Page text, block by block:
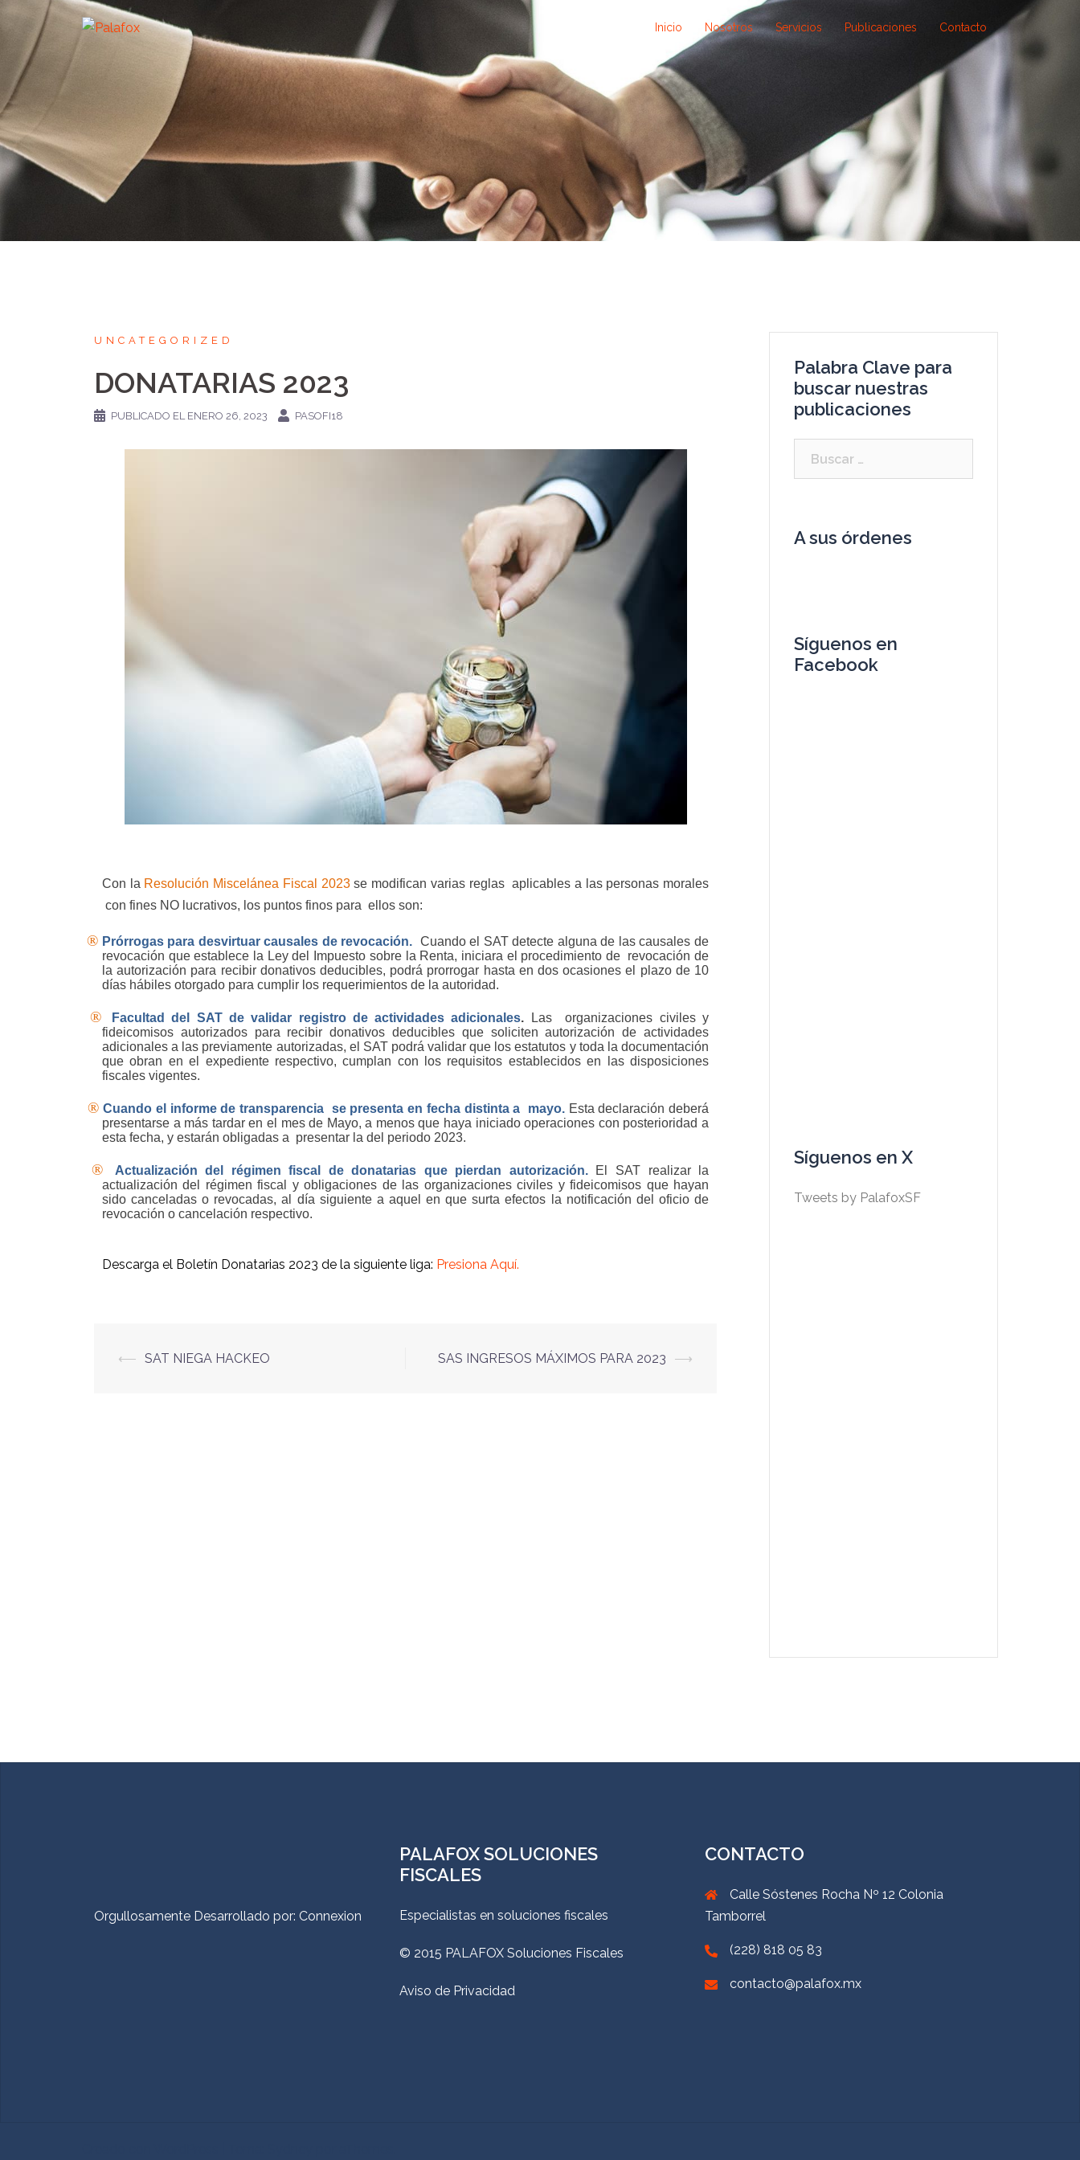
Inicio Nosotros Servicios Publicaciones Contacto
UNCATEGORIZED
DONATARIAS 2023
PUBLICADO EL ENERO 26, 2023 PASOFI18
Con la Resolución Miscelánea Fiscal 2023se modifican varias reglas aplicables a las personas morales
con fines NO lucrativos, los puntos finos para ellos son:
® Prórrogas para desvirtuar causales de revocación. Cuando el SAT detecte alguna de las causales de
revocación que establece la Ley del Impuesto sobre la Renta, iniciara el procedimiento de revocación de
la autorización para recibir donativos deducibles, podrá prorrogar hasta en dos ocasiones el plazo de 10
días hábiles otorgado para cumplir los requerimientos de la autoridad.
® Facultad del SAT de validar registro de actividades adicionales. Las
organizaciones civiles y
fideicomisos autorizados para recibir donativos deducibles que soliciten autorización de actividades
adicionales a las previamente autorizadas, el SAT podrá validar que los estatutos y toda la documentación
que obran en el expediente respectivo, cumplan con los requisitos establecidos en las disposiciones
fiscales vigentes.
® Cuando el informe de transparencia se presenta en fecha distinta a mayo. Esta declaración deberá
presentarse a más tardar en el mes de Mayo, a menos que haya iniciado operaciones con posterioridad a
esta fecha, y estarán obligadas a presentar la del periodo 2023.
® Actualización del régimen fiscal de donatarias que pierdan autorización. E l SAT realizar la
actualización del régimen fiscal y obligaciones de las organizaciones civiles y fideicomisos que hayan
sido canceladas o revocadas, al día siguiente a aquel en que surta efectos la notificación del oficio de
revocación o cancelación respectivo.
Descarga el Boletín Donatarias 2023 de la siguiente liga: Presiona Aquí.
⟵ SAT NIEGA HACKEO SAS INGRESOS MÁXIMOS PARA 2023 ⟶
Palabra Clave para
buscar nuestras
publicaciones
A sus órdenes
Síguenos en
Facebook
Síguenos en X
Tweets by PalafoxSF
Orgullosamente Desarrollado por: Connexion
PALAFOX SOLUCIONES
FISCALES
Especialistas en soluciones fiscales
© 2015 PALAFOX Soluciones Fiscales
Aviso de Privacidad
CONTACTO
Calle Sóstenes Rocha Nº 12 Colonia
Tamborrel
(228) 818 05 83
contacto@palafox.mx